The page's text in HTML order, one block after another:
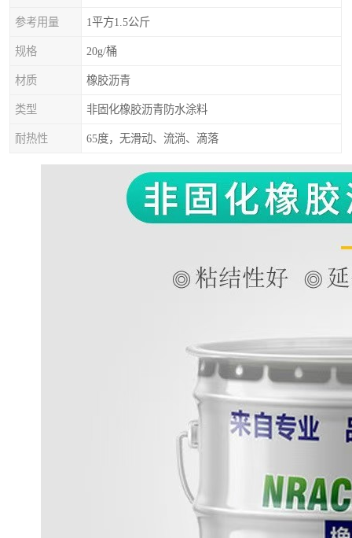
参考用量 1平方1.5公斤
规格 20g/桶
材质 橡胶沥青
类型 非固化橡胶沥青防水涂料
耐热性 65度，无滑动、流淌、滴落